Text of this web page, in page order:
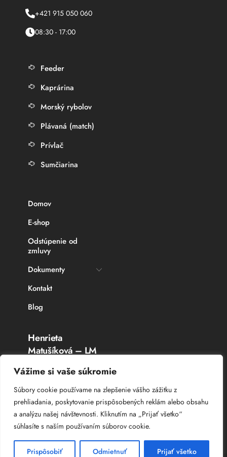
Vážime si vaše súkromie
Súbory cookie používame na zlepšenie vášho zážitku z
prehliadania, poskytovanie prispôsobených reklám alebo obsahu
a analýzu našej návštevnosti. Kliknutím na „Prijať všetko“
súhlasíte s naším používaním súborov cookie.
Prispôsobiť Odmietnuť Prijať všetko
+421 915 050 060
08:30 - 17:00
Feeder
Kaprárina
Morský rybolov
Plávaná (match)
Prívlač
Sumčiarina
Domov
E-shop
Odstúpenie od
zmluvy
Dokumenty
Kontakt
Blog
Henrieta
Matušíková – LM
Rybárske potreby
Topoľčany
IČO: 336 764 53
DIČ: 102 044 8385